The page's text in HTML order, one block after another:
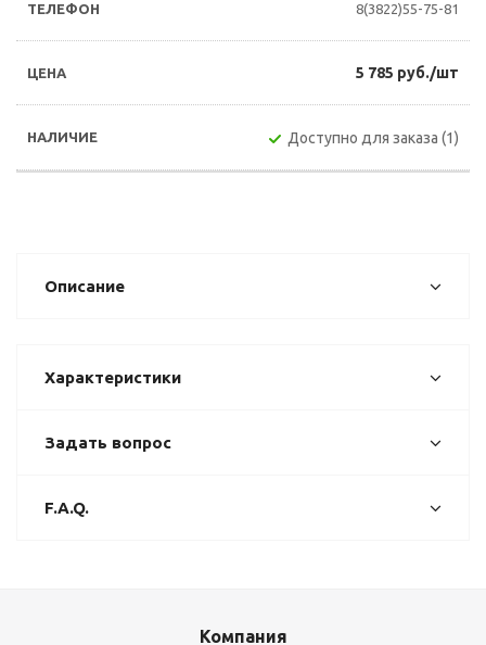
8(3822)55-75-81
5 785 руб./шт
Доступно для заказа (1)
Описание
Характеристики
Задать вопрос
F.A.Q.
Компания